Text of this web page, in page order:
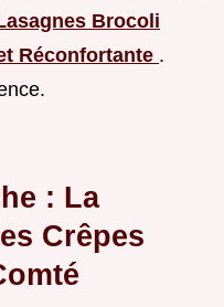
Brocoli
Réconfortante .
: La
Crêpes